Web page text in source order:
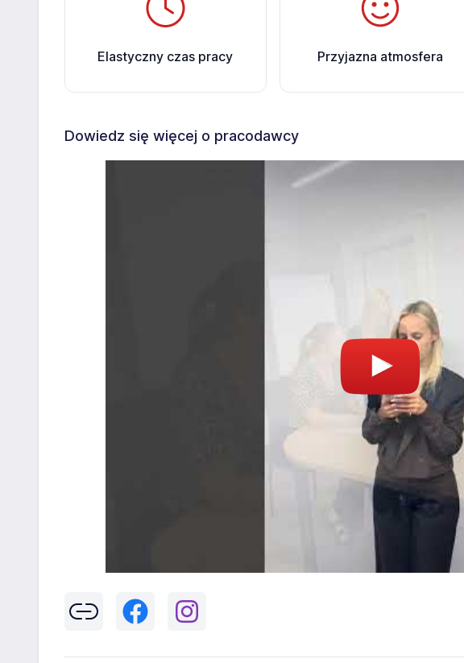
Elastyczny czas pracy Przyjazna atmosfera
Dowiedz się więcej o pracodawcy